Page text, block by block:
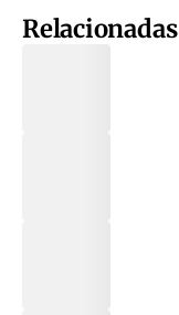
Relacionadas